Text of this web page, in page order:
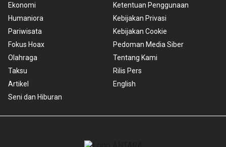
Ekonomi
Humaniora
Pariwisata
Fokus Hoax
Olahraga
Taksu
Artikel
Seni dan Hiburan
Ketentuan Penggunaan
Kebijakan Privasi
Kebijakan Cookie
Pedoman Media Siber
Tentang Kami
Rilis Pers
English